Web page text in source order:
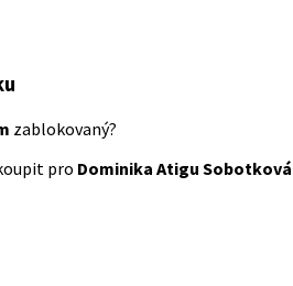
zablokovaný?
pro Dominika Atigu Sobotková